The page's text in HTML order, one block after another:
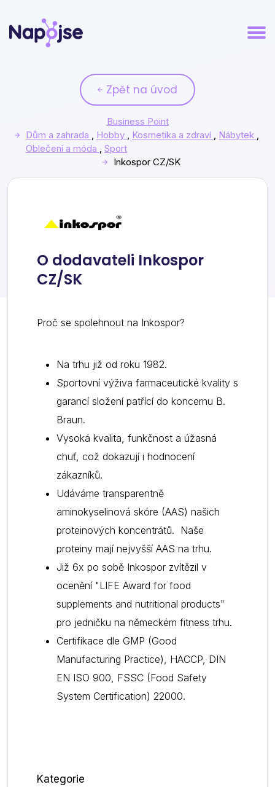
Zpět na úvod
Business Point
Dům a zahrada , Hobby , Kosmetika a zdraví , Nábytek ,
Oblečení a móda , Sport
Inkospor CZ/SK
O dodavateli Inkospor
CZ/SK
Proč se spolehnout na Inkospor?
Na trhu již od roku 1982.
Sportovní výživa farmaceutické kvality s
garancí složení patřící do koncernu B.
Braun.
Vysoká kvalita, funkčnost a úžasná
chuť, což dokazují i hodnocení
zákazníků.
Udáváme transparentně
aminokyselinová skóre (AAS) našich
proteinových koncentrátů. Naše
proteiny mají nejvyšší AAS na trhu.
Již 6x po sobě Inkospor zvítězil v
ocenění "LIFE Award for food
supplements and nutritional products"
pro jedničku na německém fitness trhu.
Certifikace dle GMP (Good
Manufacturing Practice), HACCP, DIN
EN ISO 900, FSSC (Food Safety
System Certification) 22000.
Kategorie